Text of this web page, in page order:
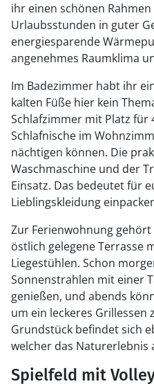
ihr einen schönen
Urlaubsstunden in guter
energiesparende
angenehmes Raumklima
Im Badezimmer habt ihr
kalten Füße hier kein
Schlafzimmer mit Platz für
Schlafnische im
nächtigen können. Die
Waschmaschine und der
Einsatz. Das bedeutet für
Lieblingskleidung
Zur Ferienwohnung
östlich gelegene Terrasse
Liegestühlen. Schon
Sonnenstrahlen mit einer
genießen, und abends
um ein leckeres Grillessen
Grundstück befindet sich
welcher das Naturerlebnis
Spielfeld mit